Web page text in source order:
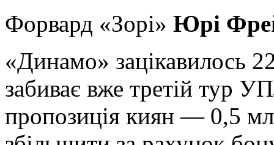
Форвард «Зорі» Юрі
«Динамо» зацікавилось
забиває вже третій тур
пропозиція киян — 0,5